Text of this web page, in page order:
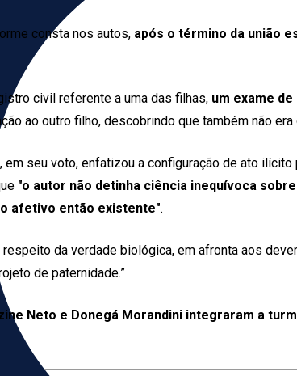
consta nos autos, após o término da união
civil referente a uma das filhas, um exame
ao outro filho, descobrindo que também não
, em seu voto, enfatizou a configuração de ato
"o autor não detinha ciência inequívoca
afetivo então existente".
respeito da verdade biológica, em afronta aos
de paternidade.”
Neto e Donegá Morandini integraram a